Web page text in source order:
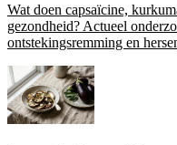
Wat doen capsaïcine,
gezondheid? Actueel
ontstekingsremming en